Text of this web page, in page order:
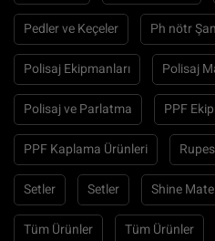
Pedler ve Keçeler Ph nötr
Polisaj Ekipmanları Polisaj
Polisaj ve Parlatma PPF
PPF Kaplama Ürünleri Rupes
Setler Setler Shine Mate
Tüm Ürünler Tüm Ürünler